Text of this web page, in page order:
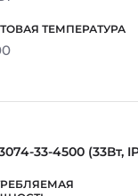
33-4500 (33Вт,